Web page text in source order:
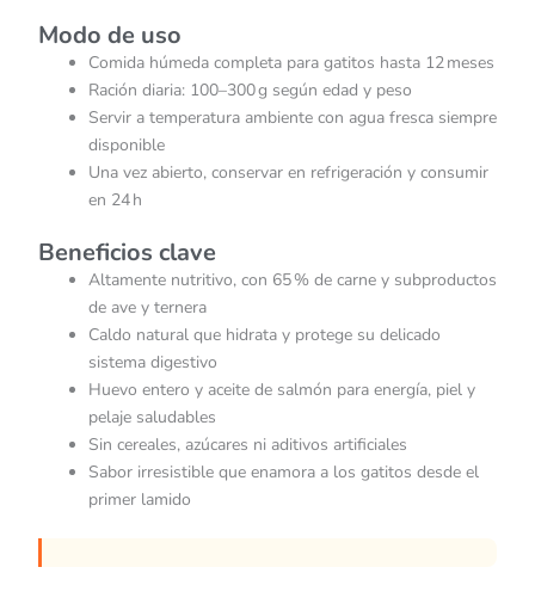
Modo de uso
Comida húmeda completa para gatitos hasta 12 meses
Ración diaria: 100–300 g según edad y peso
Servir a temperatura ambiente con agua fresca siempre
disponible
Una vez abierto, conservar en refrigeración y consumir
en 24 h
Beneficios clave
Altamente nutritivo, con 65 % de carne y subproductos
de ave y ternera
Caldo natural que hidrata y protege su delicado
sistema digestivo
Huevo entero y aceite de salmón para energía, piel y
pelaje saludables
Sin cereales, azúcares ni aditivos artificiales
Sabor irresistible que enamora a los gatitos desde el
primer lamido